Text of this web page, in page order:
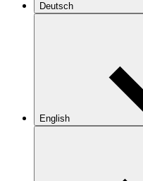
Deutsch
English